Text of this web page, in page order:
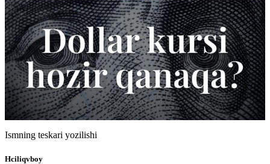
Ismning teskari yozilishi
Hciliqvboy